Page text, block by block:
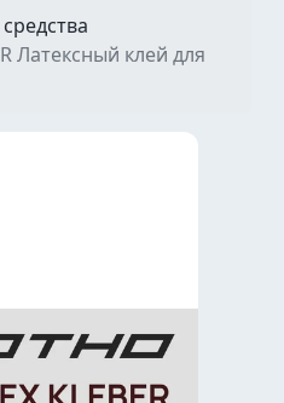
Латексный клей для